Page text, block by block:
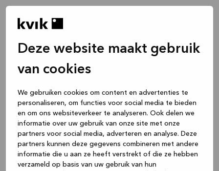
Deze website maakt gebruik
van cookies
We gebruiken cookies om content en advertenties te
personaliseren, om functies voor social media te bieden
en om ons websiteverkeer te analyseren. Ook delen we
informatie over uw gebruik van onze site met onze
partners voor social media, adverteren en analyse. Deze
partners kunnen deze gegevens combineren met andere
informatie die u aan ze heeft verstrekt of die ze hebben
verzameld op basis van uw gebruik van hun